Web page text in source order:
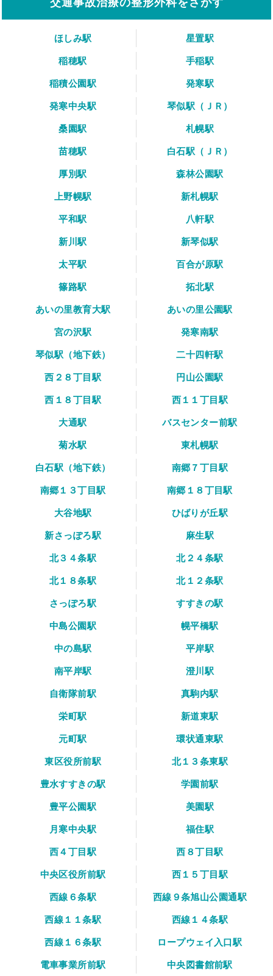
ほしみ駅
星置駅
稲穂駅
手稲駅
稲積公園駅
発寒駅
発寒中央駅
琴似駅（ＪＲ）
桑園駅
札幌駅
苗穂駅
白石駅（ＪＲ）
厚別駅
森林公園駅
上野幌駅
新札幌駅
平和駅
八軒駅
新川駅
新琴似駅
太平駅
百合が原駅
篠路駅
拓北駅
あいの里教育大駅
あいの里公園駅
宮の沢駅
発寒南駅
琴似駅（地下鉄）
二十四軒駅
西２８丁目駅
円山公園駅
西１８丁目駅
西１１丁目駅
大通駅
バスセンター前駅
菊水駅
東札幌駅
白石駅（地下鉄）
南郷７丁目駅
南郷１３丁目駅
南郷１８丁目駅
大谷地駅
ひばりが丘駅
新さっぽろ駅
麻生駅
北３４条駅
北２４条駅
北１８条駅
北１２条駅
さっぽろ駅
すすきの駅
中島公園駅
幌平橋駅
中の島駅
平岸駅
南平岸駅
澄川駅
自衛隊前駅
真駒内駅
栄町駅
新道東駅
元町駅
環状通東駅
東区役所前駅
北１３条東駅
豊水すすきの駅
学園前駅
豊平公園駅
美園駅
月寒中央駅
福住駅
西４丁目駅
西８丁目駅
中央区役所前駅
西１５丁目駅
西線６条駅
西線９条旭山公園通駅
西線１１条駅
西線１４条駅
西線１６条駅
ロープウェイ入口駅
電車事業所前駅
中央図書館前駅